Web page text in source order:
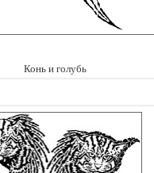
Конь и голубь